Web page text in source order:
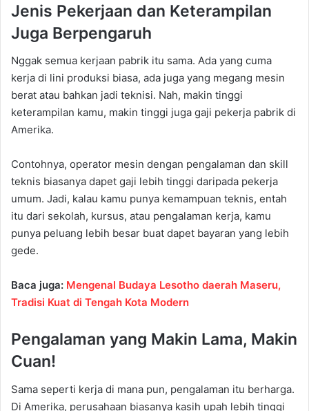
Jenis Pekerjaan dan Keterampilan
Juga Berpengaruh
Nggak semua kerjaan pabrik itu sama. Ada yang cuma
kerja di lini produksi biasa, ada juga yang megang mesin
berat atau bahkan jadi teknisi. Nah, makin tinggi
keterampilan kamu, makin tinggi juga gaji pekerja pabrik di
Amerika.
Contohnya, operator mesin dengan pengalaman dan skill
teknis biasanya dapet gaji lebih tinggi daripada pekerja
umum. Jadi, kalau kamu punya kemampuan teknis, entah
itu dari sekolah, kursus, atau pengalaman kerja, kamu
punya peluang lebih besar buat dapet bayaran yang lebih
gede.
Baca juga: Mengenal Budaya Lesotho daerah Maseru,
Tradisi Kuat di Tengah Kota Modern
Pengalaman yang Makin Lama, Makin
Cuan!
Sama seperti kerja di mana pun, pengalaman itu berharga.
Di Amerika, perusahaan biasanya kasih upah lebih tinggi